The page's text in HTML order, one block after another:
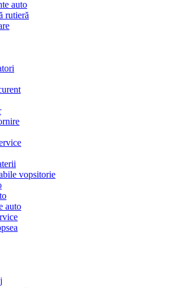
auto
rutieră
vopsitorie
auto